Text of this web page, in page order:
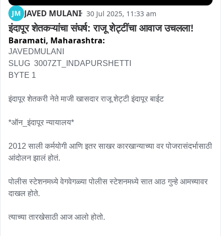
JM JAVED MULANI 30 Jul 2025, 11:33 am
इंदापूर शेतकऱ्यांचा संघर्ष: राजू शेट्टींचा आवाज उचलला!
Baramati, Maharashtra:
JAVEDMULANI
SLUG  3007ZT_INDAPURSHETTI
BYTE 1
इंदापूर शेतकरी नेते माजी खासदार राजू शेट्टी इंदापूर बाईट
*ऑन_इंदापूर न्यायालय*
2012 साली कर्मयोगी आणि इतर साखर कारखान्याच्या वर पोजरासंदर्भासाठी
आंदोलन झालं होतं.
पोलीस स्टेशनमध्ये वेगवेगळ्या पोलीस स्टेशनमध्ये सात आठ गुन्हे आमच्यावर
दाखल होते.
त्याच्या तारखेसाठी आज आलो होतो.